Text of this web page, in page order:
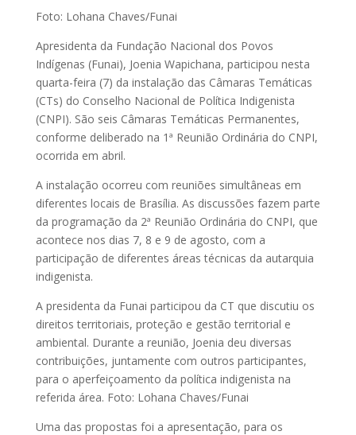
Foto: Lohana Chaves/Funai
Apresidenta da Fundação Nacional dos Povos
Indígenas (Funai), Joenia Wapichana, participou nesta
quarta-feira (7) da instalação das Câmaras Temáticas
(CTs) do Conselho Nacional de Política Indigenista
(CNPI). São seis Câmaras Temáticas Permanentes,
conforme deliberado na 1ª Reunião Ordinária do CNPI,
ocorrida em abril.
A instalação ocorreu com reuniões simultâneas em
diferentes locais de Brasília. As discussões fazem parte
da programação da 2ª Reunião Ordinária do CNPI, que
acontece nos dias 7, 8 e 9 de agosto, com a
participação de diferentes áreas técnicas da autarquia
indigenista.
A presidenta da Funai participou da CT que discutiu os
direitos territoriais, proteção e gestão territorial e
ambiental. Durante a reunião, Joenia deu diversas
contribuições, juntamente com outros participantes,
para o aperfeiçoamento da política indigenista na
referida área. Foto: Lohana Chaves/Funai
Uma das propostas foi a apresentação, para os